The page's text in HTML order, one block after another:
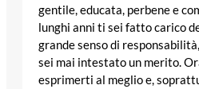
gentile, educata, perbene e
lunghi anni ti sei fatto carico
grande senso di
sei mai intestato un merito.
esprimerti al meglio e,